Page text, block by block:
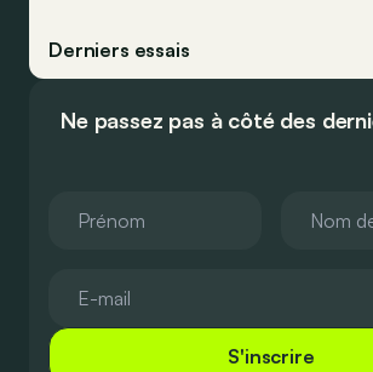
Derniers essais
Ne passez pas à côté des
S'inscrire